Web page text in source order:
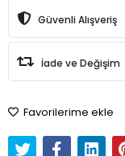
Güvenli Alışveriş
İade ve Değişim
Favorilerime ekle